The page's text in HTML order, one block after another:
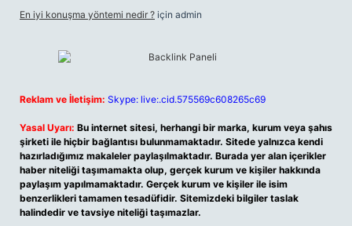
En iyi konuşma yöntemi nedir ? için admin
Reklam ve İletişim: Skype: live:.cid.575569c608265c69
Yasal Uyarı: Bu internet sitesi, herhangi bir marka, kurum veya şahıs
şirketi ile hiçbir bağlantısı bulunmamaktadır. Sitede yalnızca kendi
hazırladığımız makaleler paylaşılmaktadır. Burada yer alan içerikler
haber niteliği taşımamakta olup, gerçek kurum ve kişiler hakkında
paylaşım yapılmamaktadır. Gerçek kurum ve kişiler ile isim
benzerlikleri tamamen tesadüfidir. Sitemizdeki bilgiler taslak
halindedir ve tavsiye niteliği taşımazlar.